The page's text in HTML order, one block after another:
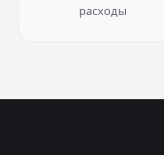
расходы